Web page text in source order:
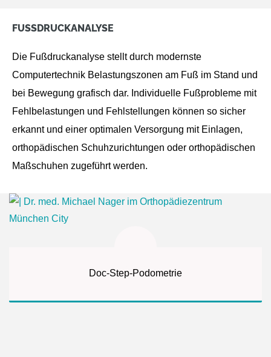
FUSSDRUCKANALYSE
Die Fußdruckanalyse stellt durch modernste
Computertechnik Belastungszonen am Fuß im Stand und
bei Bewegung grafisch dar. Individuelle Fußprobleme mit
Fehlbelastungen und Fehlstellungen können so sicher
erkannt und einer optimalen Versorgung mit Einlagen,
orthopädischen Schuhzurichtungen oder orthopädischen
Maßschuhen zugeführt werden.
Doc-Step-Podometrie